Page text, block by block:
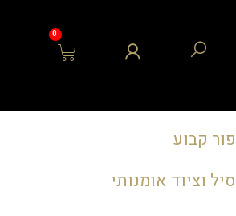
0
קבוע
וציוד אומנותי